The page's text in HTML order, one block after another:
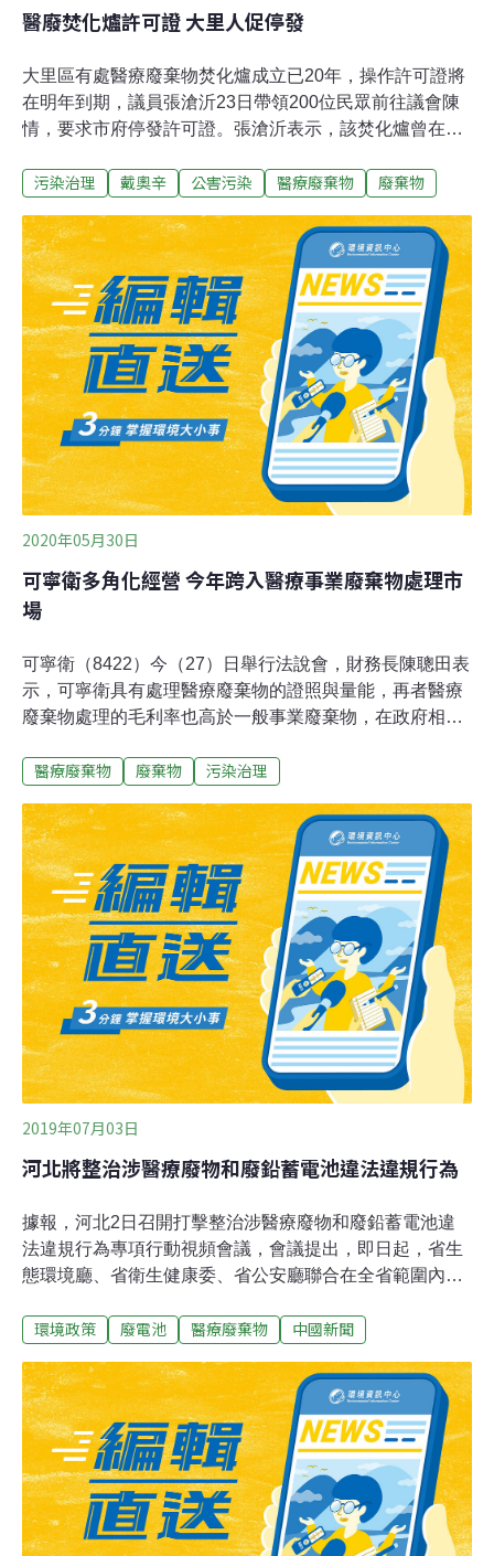
醫廢焚化爐許可證 大里人促停發
大里區有處醫療廢棄物焚化爐成立已20年，操作許可證將
在明年到期，議員張滄沂23日帶領200位民眾前往議會陳
情，要求市府停發許可證。張滄沂表示，該焚化爐曾在
月通過許可證展延兩年，如果市府明年再核發許可證，大
生三次學生聞到惡臭昏倒事件。居民表示，這處焚化爐製
造的空污比台中火力發電廠還嚴重。環保局長吳志超表
示，只要是空污，市府都要對付，該焚化爐周邊已經設置
多個「空氣盒子」，24小時監測且數據上網公開，未來會
再擴充。業者則表示，該公司合法立案，協助地方解決醫
療廢棄物問題，排放廢氣都經過環保局檢驗合格。
污染治理 戴奧辛 公害污染 醫療廢棄物 廢棄物
2020年05月30日
可寧衛多角化經營 今年跨入醫療事業廢棄物處理市
場
可寧衛（8422）今（27）日舉行法說會，財務長陳聰田表
示，可寧衛具有處理醫療廢棄物的證照與量能，再者醫療
廢棄物處理的毛利率也高於一般事業廢棄物，在政府相關
處理的招標，跨入醫療廢棄物處理市場。目前日友
廢棄物也約達100%的處理率，可寧衛跨入醫療廢棄物處
理市場，將與日友成為競爭對手。
醫療廢棄物 廢棄物 污染治理
2019年07月03日
河北將整治涉醫療廢物和廢鉛蓄電池違法違規行為
據報，河北2日召開打擊整治涉醫療廢物和廢鉛蓄電池違
法違規行為專項行動視頻會議，會議提出，即日起，省生
態環境廳、省衛生健康委、省公安廳聯合在全省範圍內集
項行動，同時也將持續推進嚴厲打擊廢鉛蓄電池違法違規
廢物集中處置單位為重點，突出縣級、社區、農村醫療衛
生機構重點區域，全面摸清醫療衛生機構、醫療廢物集中
處置單位管理狀況，健全完善醫療廢物管理責任制，遏制
醫療廢物非法傾倒、處置，切實消除醫療廢物管理隱患，
確保醫療廢物管理規範安全。重點任務包括檢查醫療衛生
機構內部醫療廢物管理情況、醫療廢物集中處置單位轉運
和經營情況、醫療廢物集中收集和處置能力建設情況等。
環境政策 廢電池 醫療廢棄物 中國新聞